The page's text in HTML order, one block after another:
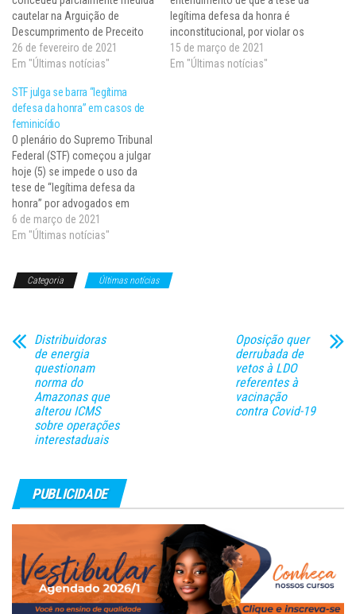
cautelar na Arguição de
Descumprimento de Preceito
Fundamental (ADPF) 779 para
firmar o entendimento de que a
honra é inconstitucional, por
contrariar os princípios
constitucionais da dignidade
da pessoa humana, da
proteção à…
26 de fevereiro de 2021
Em "Últimas notícias"
legítima defesa da honra é
inconstitucional, por violar os
princípios constitucionais da
dignidade da pessoa humana,
15 de março de 2021
Em "Últimas notícias"
STF julga se barra “legítima
defesa da honra” em casos de
feminicídio
O plenário do Supremo Tribunal
Federal (STF) começou a julgar
hoje (5) se impede o uso da
tese de “legítima defesa da
honra” por advogados em
casos de feminicídio julgados
pelo tribunal do júri. Na semana
(decisão provisória) em que
6 de março de 2021
Em "Últimas notícias"
Categoria Últimas notícias
Distribuidoras
de energia
questionam
norma do
Amazonas que
alterou ICMS
sobre operações
interestaduais
Oposição quer
derrubada de
vetos à LDO
referentes à
vacinação
contra Covid-19
PUBLICIDADE